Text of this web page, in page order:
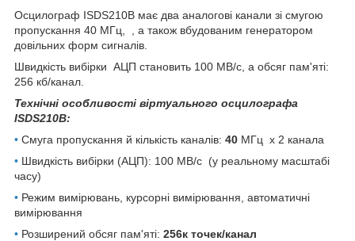
Осцилограф ISDS210B має два аналогові канали зі смугою
пропускання 40 МГц, , а також вбудованим генератором
довільних форм сигналів.
Швидкість вибірки АЦП становить 100 МВ/с, а обсяг пам'яті:
256 кб/канал.
Технічні особливості віртуального осцилографа
ISDS210B:
• Смуга пропускання й кількість каналів: 40 МГц х 2 канала
• Швидкість вибірки (АЦП): 100 МВ/с (у реальному масштабі
часу)
• Режим вимірювань, курсорні вимірювання, автоматичні
вимірювання
• Розширений обсяг пам'яті: 256к точек/канал